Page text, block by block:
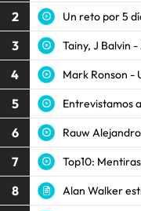
2 Un reto por 5
3 Tainy, J Balvin
4 Mark Ronson -
5 Entrevistamos
6 Rauw
7 Top10:
8 Alan Walker